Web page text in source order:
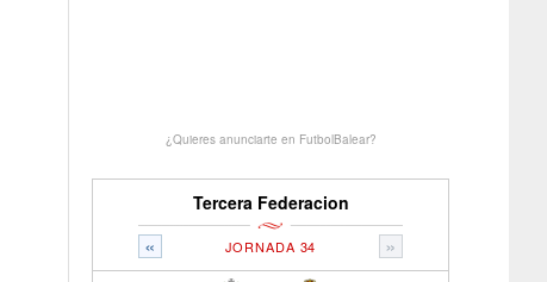
¿Quieres anunciarte en FutbolBalear?
Tercera Federacion
« »
JORNADA 34